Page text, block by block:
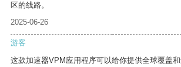
区的线路。
2025-06-26
游客
这款加速器VPM应用程序可以给你提供全球覆盖和